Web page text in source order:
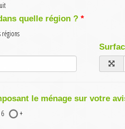
quelle région ?
régions
le ménage sur votre
6 +